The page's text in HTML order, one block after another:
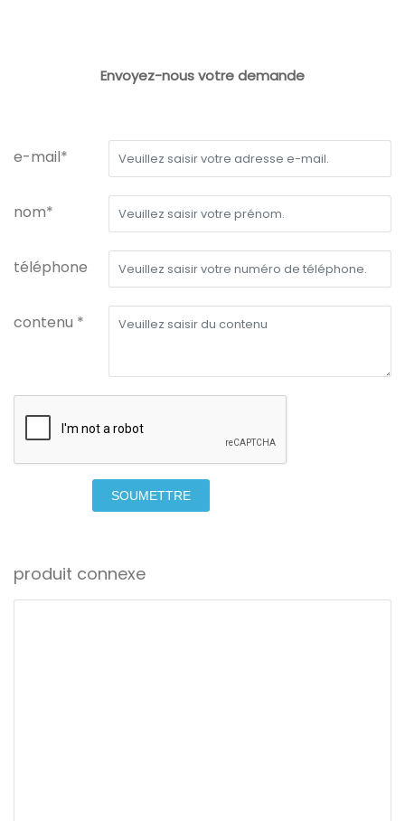
Envoyez-nous votre demande
e-mail*
nom*
téléphone
contenu *
SOUMETTRE
produit connexe